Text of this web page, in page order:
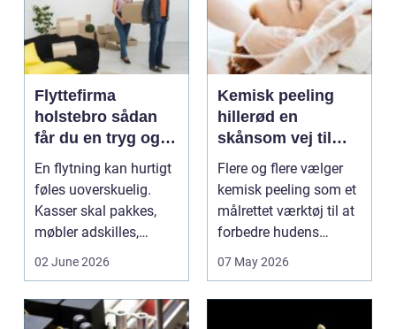
Flyttefirma
holstebro sådan
får du en tryg og
effektiv flytning
En flytning kan hurtigt
føles uoverskuelig.
Kasser skal pakkes,
møbler adskilles,
adressen skal ændr...
02 June 2026
Kemisk peeling
hillerød en
skånsom vej til
sundere hud
Flere og flere vælger
kemisk peeling som et
målrettet værktøj til at
forbedre hudens
struktur, minds...
07 May 2026